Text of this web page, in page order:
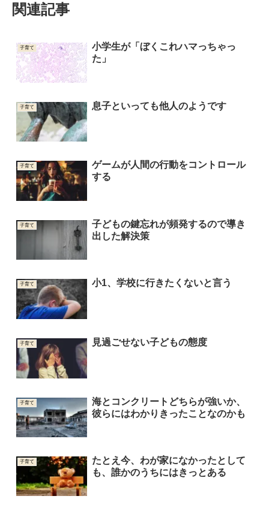
関連記事
子育て
小学生が「ぼくこれハマっちゃっ
た」
子育て 息子といっても他人のようです
子育て
ゲームが人間の行動をコントロール
する
子育て
子どもの鍵忘れが頻発するので導き
出した解決策
子育て 小1、学校に行きたくないと言う
子育て 見過ごせない子どもの態度
子育て
海とコンクリートどちらが強いか、
彼らにはわかりきったことなのかも
子育て
たとえ今、わが家になかったとして
も、誰かのうちにはきっとある